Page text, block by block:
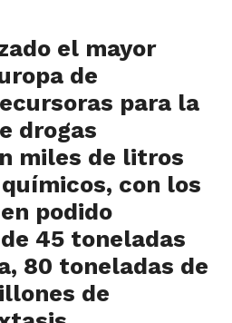
el mayor
de
para la
drogas
miles de litros
con los
podido
45 toneladas
80 toneladas de
de